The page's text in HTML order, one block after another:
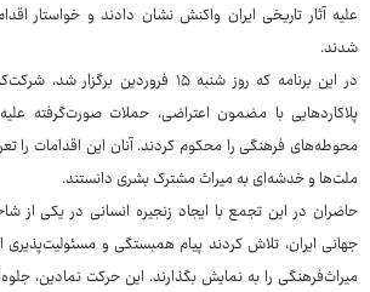
علیه آثار تاریخی ایران واکنش نشان دادند و خواستار
شدند.
در این برنامه که روز شنبه ۱۵ فروردین
پلاکاردهایی با مضمون اعتراضی، حملات صورت‌گرفته
محوطه‌های فرهنگی را محکوم کردند. آنان این اقدامات را
ملت‌ها و خدشه‌ای به میراث مشترک بشری دانستند.
حاضران در این تجمع با ایجاد زنجیره انسانی در یکی
جهانی ایران، تلاش کردند پیام همبستگی و
میراث‌فرهنگی را به نمایش بگذارند. این حرکت نمادین،